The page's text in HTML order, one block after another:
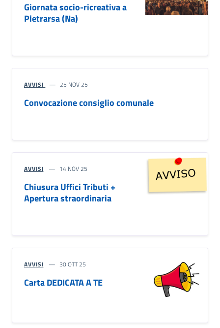
Giornata socio-ricreativa a
Pietrarsa (Na)
AVVISI 25 NOV 25
Convocazione consiglio comunale
AVVISI 14 NOV 25
Chiusura Uffici Tributi +
Apertura straordinaria
AVVISI 30 OTT 25
Carta DEDICATA A TE